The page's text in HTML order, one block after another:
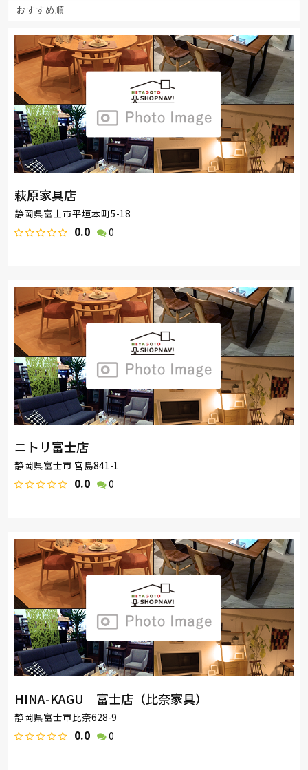
萩原家具店
静岡県富士市平垣本町5-18
0.0 0
ニトリ富士店
静岡県富士市 宮島841-1
0.0 0
HINA-KAGU 富士店（比奈家具）
静岡県富士市比奈628-9
0.0 0